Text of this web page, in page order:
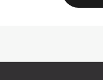
Ontmoet